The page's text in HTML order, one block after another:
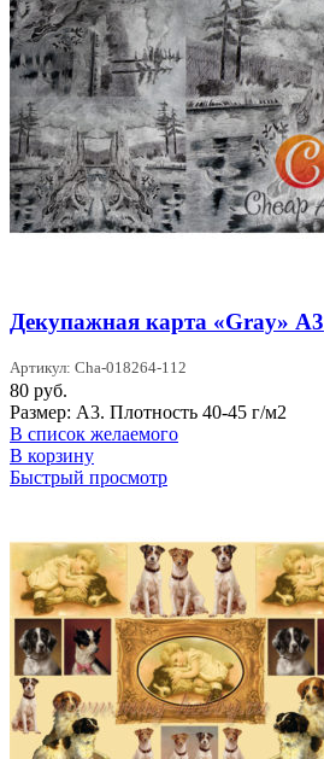
Декупажная карта «Gray» А3
Артикул: Cha-018264-112
80 руб.
Размер: А3. Плотность 40-45 г/м2
В список желаемого
В корзину
Быстрый просмотр